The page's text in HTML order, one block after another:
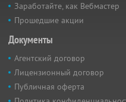
Заработайте, как Вебмастер
Прошедшие акции
Документы
Агентский договор
Лицензионный договор
Публичная оферта